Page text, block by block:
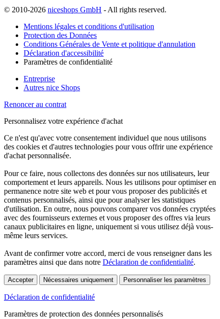
© 2010-2026 niceshops GmbH - All rights reserved.
Mentions légales et conditions d'utilisation
Protection des Données
Conditions Générales de Vente et politique d'annulation
Déclaration d'accessibilité
Paramètres de confidentialité
Entreprise
Autres nice Shops
Renoncer au contrat
Personnalisez votre expérience d'achat
Ce n'est qu'avec votre consentement individuel que nous utilisons
des cookies et d'autres technologies pour vous offrir une expérience
d'achat personnalisée.
Pour ce faire, nous collectons des données sur nos utilisateurs, leur
comportement et leurs appareils. Nous les utilisons pour optimiser en
permanence notre site web et pour vous proposer des publicités et
contenus personnalisés, ainsi que pour analyser les statistiques
d'utilisation. En outre, nous pouvons comparer vos données cryptées
avec des fournisseurs externes et vous proposer des offres via leurs
canaux publicitaires en ligne, uniquement si vous utilisez déjà vous-
même leurs services.
Avant de confirmer votre accord, merci de vous renseigner dans les
paramètres ainsi que dans notre Déclaration de confidentialité.
Accepter Nécessaires uniquement Personnaliser les paramètres
Déclaration de confidentialité
Paramètres de protection des données personnalisés